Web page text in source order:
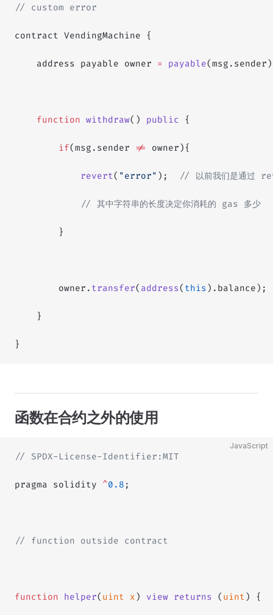
// custom error
contract VendingMachine {
address payable owner = payable
function withdraw() public {
if(msg.sender != owner){
revert( "error" ); // 以前我们是通过
// 其中字符串的长度决定你消耗的 gas 多少
}
owner. transfer( address( this ).balance);
}
}
函数在合约之外的使用
JavaScript
// SPDX-License-Identifier:MIT
pragma solidity ^0.8 ;
// function outside contract
function helper( uint x ) view returns ( uint ) {